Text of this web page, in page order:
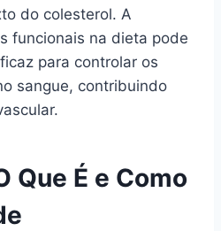
do colesterol. A
funcionais na dieta pode
para controlar os
sangue, contribuindo
Que É e Como